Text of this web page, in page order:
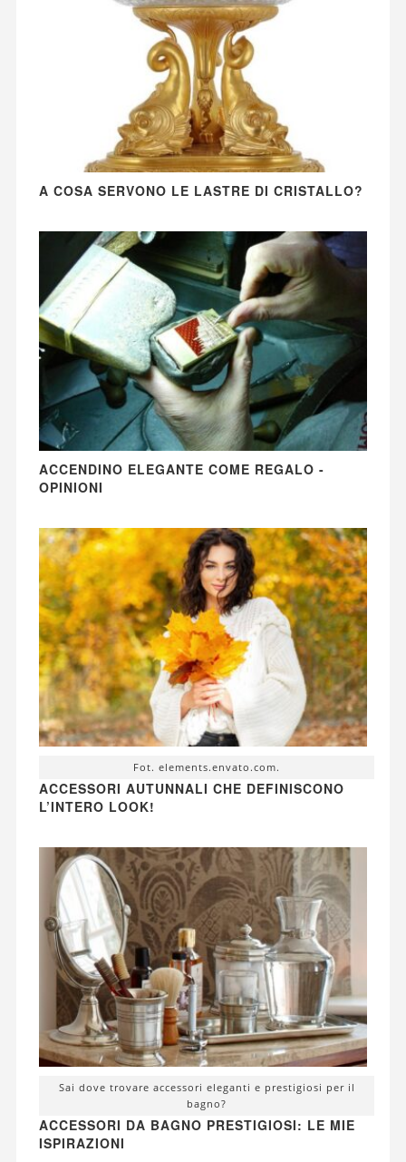
A COSA SERVONO LE LASTRE DI CRISTALLO?
ACCENDINO ELEGANTE COME REGALO -
OPINIONI
Fot. elements.envato.com.
ACCESSORI AUTUNNALI CHE DEFINISCONO
L’INTERO LOOK!
Sai dove trovare accessori eleganti e prestigiosi per il
bagno?
ACCESSORI DA BAGNO PRESTIGIOSI: LE MIE
ISPIRAZIONI